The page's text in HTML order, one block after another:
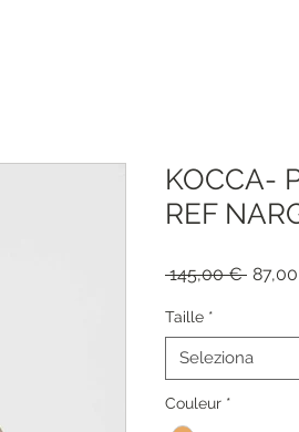
KOCCA-
REF
145,00 € Prezzo
Taille *
Seleziona
Couleur *